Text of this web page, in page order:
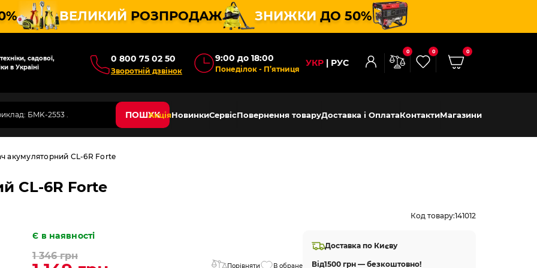
ВЕЛИКИЙ РОЗПРОДАЖ ЗНИЖКИ ДО 50%
садової,
в Україні
0 800 75 02 50
Зворотній дзвінок
9:00 до 18:00
Понеділок - П’ятниця
УКР РУС
0 0 0
ПОШУКАкціяНовинкиСервісПовернення товаруДоставка і ОплатаКонтактиМагазини
акумуляторний CL-6R Forte
CL-6R Forte
Код товару:141012
Є в наявності
1 346 грн
Порівняти В обране
Доставка по Києву
Від1500 грн — безкоштовно!